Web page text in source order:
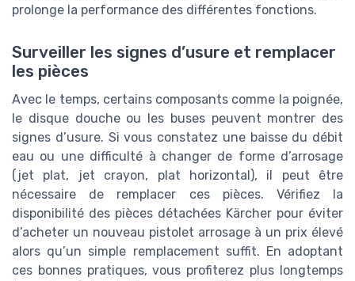
prolonge la performance des différentes fonctions.
Surveiller les signes d’usure et remplacer
les pièces
Avec le temps, certains composants comme la poignée,
le disque douche ou les buses peuvent montrer des
signes d’usure. Si vous constatez une baisse du débit
eau ou une difficulté à changer de forme d’arrosage
(jet plat, jet crayon, plat horizontal), il peut être
nécessaire de remplacer ces pièces. Vérifiez la
disponibilité des pièces détachées Kärcher pour éviter
d’acheter un nouveau pistolet arrosage à un prix élevé
alors qu’un simple remplacement suffit. En adoptant
ces bonnes pratiques, vous profiterez plus longtemps